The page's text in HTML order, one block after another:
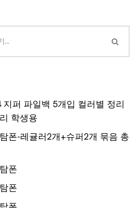
퍼 파일백 5개입 컬러별 정리
학생용
폰-레귤러2개+슈퍼2개 묶음 총
폰
폰